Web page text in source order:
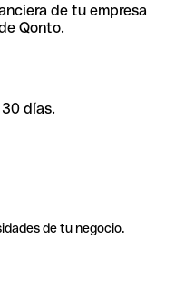
de tu empresa
Qonto.
días.
de tu negocio.